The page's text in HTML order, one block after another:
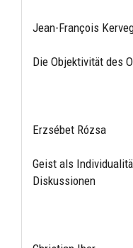
Jean-François
Die Objektivität des
Erzsébet Rózsa
Geist als
Diskussionen